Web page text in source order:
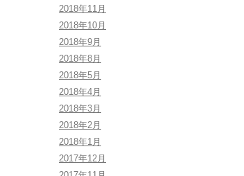
2018年11月
2018年10月
2018年9月
2018年8月
2018年5月
2018年4月
2018年3月
2018年2月
2018年1月
2017年12月